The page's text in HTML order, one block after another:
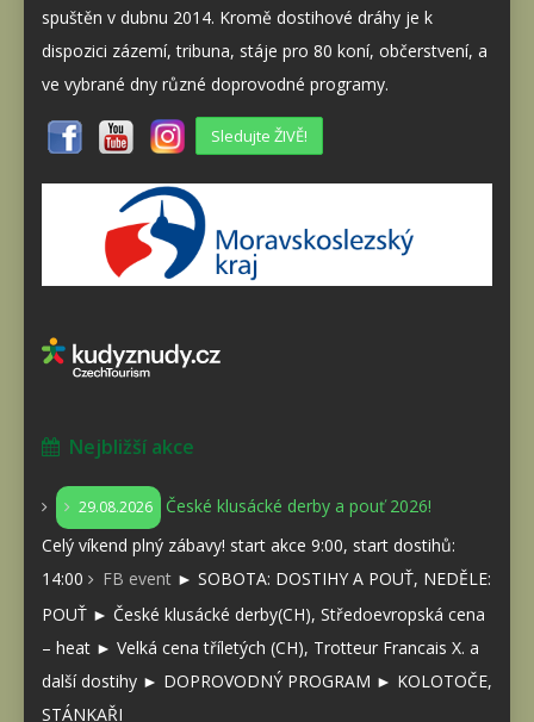
spuštěn v dubnu 2014. Kromě dostihové dráhy je k
dispozici zázemí, tribuna, stáje pro 80 koní, občerstvení, a
ve vybrané dny různé doprovodné programy.
Sledujte ŽIVĚ!
Nejbližší akce
29.08.2026
České klusácké derby a pouť 2026!
Celý víkend plný zábavy! start akce 9:00, start dostihů:
14:00
FB event ► SOBOTA: DOSTIHY A POUŤ, NEDĚLE:
POUŤ ► České klusácké derby(CH), Středoevropská cena
– heat ► Velká cena tříletých (CH), Trotteur Francais X. a
další dostihy ► DOPROVODNÝ PROGRAM ► KOLOTOČE,
STÁNKAŘI